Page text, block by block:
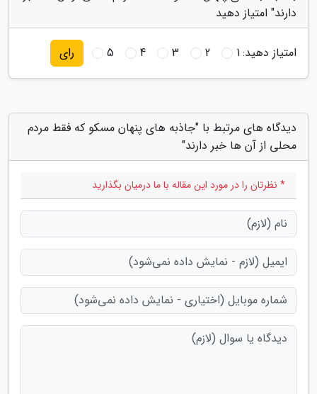
دارند" امتیاز دهید
امتیاز دهید:1
2
3
4
5 رای
دیدگاه های مرتبط با "جاذبه های پنهان مسکو که فقط مردم
محلی از آن ها خبر دارند"
* نظرتان را در مورد این مقاله با ما درمیان بگذارید